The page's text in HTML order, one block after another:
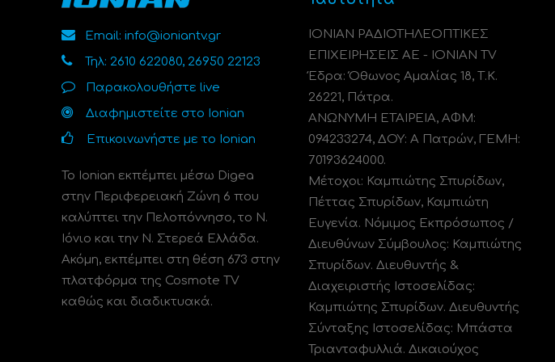
Email: info@ioniantv.gr
Τηλ: 2610 622080, 26950 22123
Παρακολουθήστε live
Διαφημιστείτε στο Ionian
Επικοινωνήστε με το Ionian
Το Ionian εκπέμπει μέσω Digea
στην Περιφερειακή Ζώνη 6 που
καλύπτει την Πελοπόννησο, το N.
Ιόνιο και την Ν. Στερεά Ελλάδα.
Ακόμη, εκπέμπει στη θέση 673 στην
πλατφόρμα της Cosmote TV
καθώς και διαδικτυακά.
ΙΟΝΙΑΝ ΡΑΔΙΟΤΗΛΕΟΠΤΙΚΕΣ
ΕΠΙΧΕΙΡΗΣΕΙΣ ΑΕ - IONIAN TV
Έδρα: Όθωνος Αμαλίας 18, Τ.Κ.
26221, Πάτρα.
ΑΝΩΝΥΜΗ ΕΤΑΙΡΕΙΑ, ΑΦΜ:
094233274, ΔΟΥ: A Πατρών, ΓΕΜΗ:
70193624000.
Μέτοχοι: Καμπιώτης Σπυρίδων,
Πέττας Σπυρίδων, Καμπιώτη
Ευγενία. Νόμιμος Εκπρόσωπος /
Διευθύνων Σύμβουλος: Καμπιώτης
Σπυρίδων. Διευθυντής &
Διαχειριστής Ιστοσελίδας:
Καμπιώτης Σπυρίδων. Διευθυντής
Σύνταξης Ιστοσελίδας: Μπάστα
Τριανταφυλλιά. Δικαιούχος